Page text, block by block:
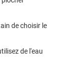
de choisir le
de l'eau